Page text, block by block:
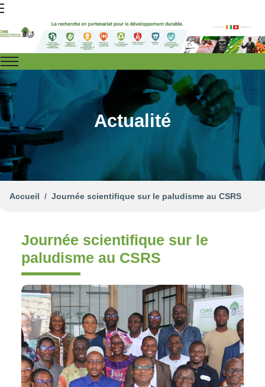
Actualité
Accueil Journée scientifique sur le paludisme au CSRS
Journée scientifique sur le
paludisme au CSRS